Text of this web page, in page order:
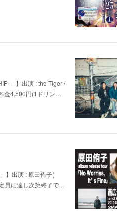
」】出演 : the Tiger /
金4,500円(1ドリン…
】出演 : 原田侑子(
員に達し次第終了で…